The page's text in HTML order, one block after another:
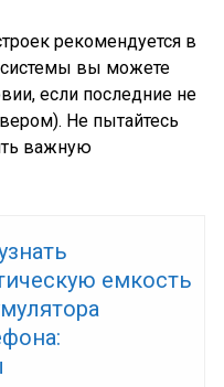
рекомендуется в
системы вы можете
если последние не
Не пытайтесь
важную
емкость